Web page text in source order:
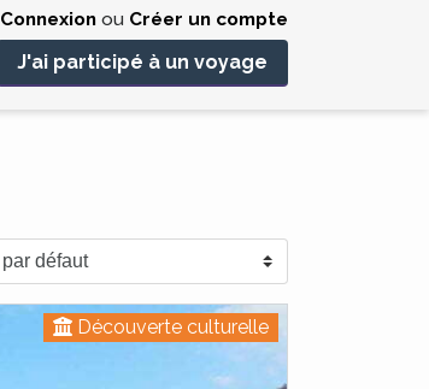
Connexionou Créer un compte
J'ai participé à un voyage
Découverte culturelle